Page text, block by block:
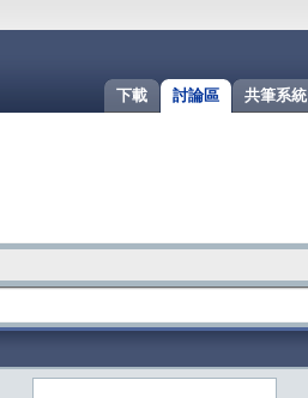
共筆系統
討論區
下載